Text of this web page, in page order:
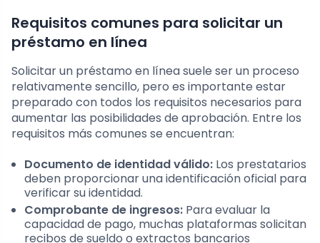
Requisitos comunes para solicitar un
préstamo en línea
Solicitar un préstamo en línea suele ser un proceso
relativamente sencillo, pero es importante estar
preparado con todos los requisitos necesarios para
aumentar las posibilidades de aprobación. Entre los
requisitos más comunes se encuentran:
Documento de identidad válido: Los prestatarios
deben proporcionar una identificación oficial para
verificar su identidad.
Comprobante de ingresos: Para evaluar la
capacidad de pago, muchas plataformas solicitan
recibos de sueldo o extractos bancarios